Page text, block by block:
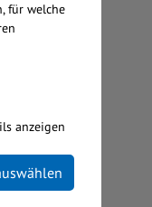
für welche
anzeigen